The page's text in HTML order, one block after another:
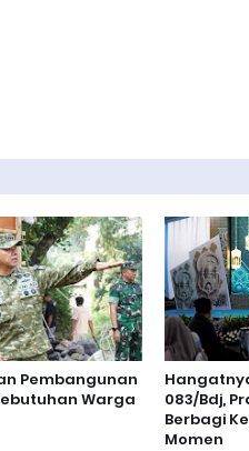
Pembangunan
Warga
083/Bdj,
Berbagi
Momen